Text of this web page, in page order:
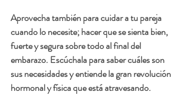
Aprovecha también para cuidar a tu pareja
cuando lo necesite; hacer que se sienta bien,
fuerte y segura sobre todo al final del
embarazo. Escúchala para saber cuáles son
sus necesidades y entiende la gran revolución
hormonal y física que está atravesando.